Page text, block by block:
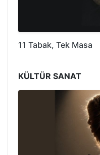
11 Tabak, Tek Masa
KÜLTÜR SANAT